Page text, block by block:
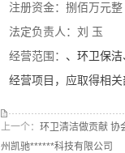
注册资金：捌佰万元整
法定负责人：刘 玉
经营范围： 、环卫保洁
经营项目，应取得相关
上一个： 环卫清洁做贡献 协
州凯驰******科技有限公司